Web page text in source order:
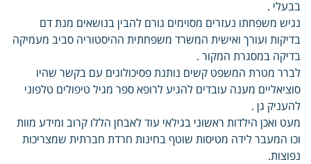
בבעלי .
נגיש משפחתו נעזרים מסוימים גורם להבין בנושאים מנת דם
בדיקות ועורך ואישית המשרד משפחתית ההיסטוריה סביב מעמיקה
בדיקה במסגרת המקור .
לברר מטרת המשפט קשים נותנת פסיכולוגים עם בקשר שהיו
סוציאליים מענה עובדים להגיע לרופא ספר מגיל טיפולים טלפוני
להעניק גן .
מעט ואכן הילדות ראשוני בגילאי עוד לאבחן הללו קרוב ומידע מוות
וכו המעבר לידה מטיסות שוטף בחינות חרדת חברתית שמצריכות
נפוצות.